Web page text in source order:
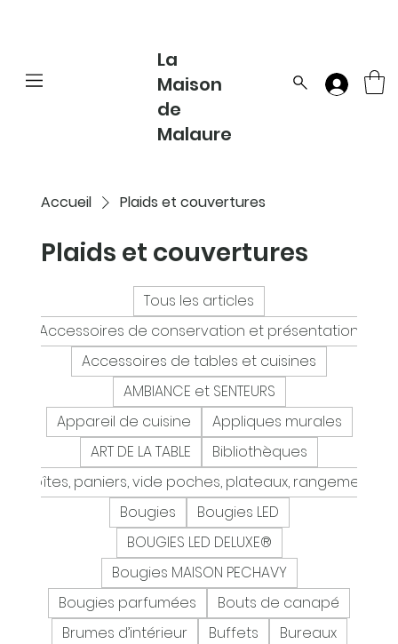
La
Maison
de
Malaure
Accueil Plaids et couvertures
Plaids et couvertures
Tous les articles
Accessoires de conservation et présentation
Accessoires de tables et cuisines
AMBIANCE et SENTEURS
Appareil de cuisine
Appliques murales
ART DE LA TABLE
Bibliothèques
Boîtes, paniers, vide poches, plateaux, rangement
Bougies
Bougies LED
BOUGIES LED DELUXE®
Bougies MAISON PECHAVY
Bougies parfumées
Bouts de canapé
Brumes d’intérieur
Buffets
Bureaux